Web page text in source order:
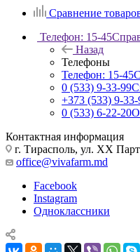
Сравнение
Телефон: 15-45
Назад
Телефоны
Телефон: 15-45
0 (533) 9-33-99
+373 (533) 9-33-
0 (533) 6-22-20
Контактная информация
г. Тирасполь, ул. ХХ
office@vivafarm.md
Facebook
Instagram
Одноклассники